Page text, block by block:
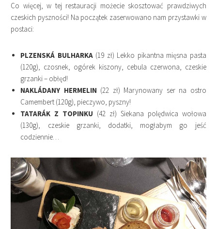
Co więcej, w tej restauracji możecie skosztować prawdziwych
czeskich pyszności! Na początek zaserwowano nam przystawki w
postaci:
PLZENSKÁ BULHARKA(19 zł) Lekko pikantna mięsna pasta
(120g), czosnek, ogórek kiszony, cebula czerwona, czeskie
grzanki – obłęd!
NAKLÁDANY HERMELIN (22 zł) Marynowany ser na ostro
Camembert (120g), pieczywo, pyszny!
TATARÁK Z TOPINKU (42 zł) Siekana polędwica wołowa
(130g), czeskie grzanki, dodatki, mogłabym go jeść
codziennie…